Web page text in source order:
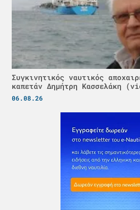
Συγκινητικός ναυτικός
καπετάν Δημήτρη Κασσελάκη
06.08.26